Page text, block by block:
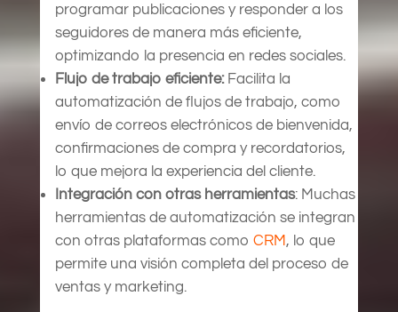
programar publicaciones y responder a los
seguidores de manera más eficiente,
optimizando la presencia en redes sociales.
Flujo de trabajo eficiente:Facilita la
automatización de flujos de trabajo, como
envío de correos electrónicos de bienvenida,
confirmaciones de compra y recordatorios,
lo que mejora la experiencia del cliente.
Integración con otras herramientas: Muchas
herramientas de automatización se integran
con otras plataformas como CRM, lo que
permite una visión completa del proceso de
ventas y marketing.